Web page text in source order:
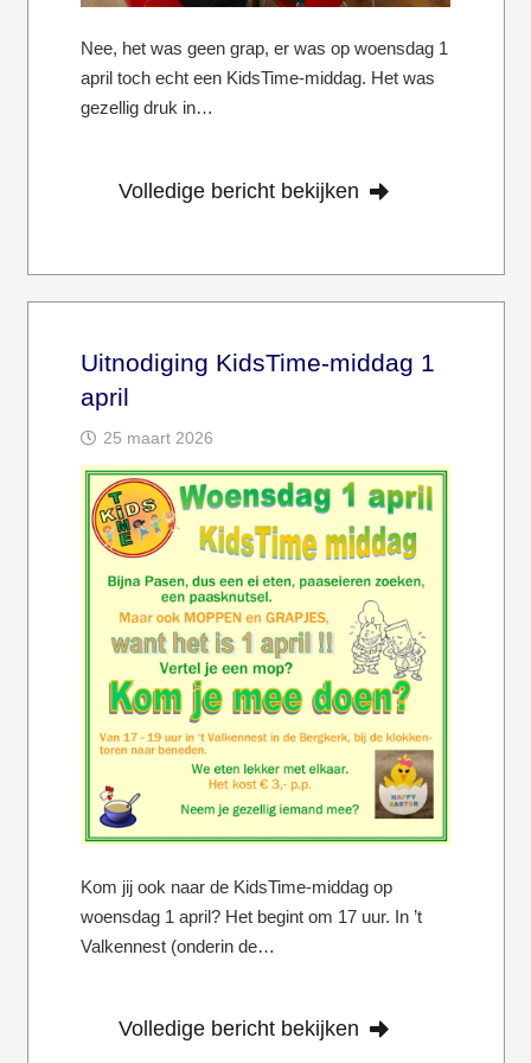
Nee, het was geen grap, er was op woensdag 1
april toch echt een KidsTime-middag. Het was
gezellig druk in…
Volledige bericht bekijken
Uitnodiging KidsTime-middag 1
april
25 maart 2026
Kom jij ook naar de KidsTime-middag op
woensdag 1 april? Het begint om 17 uur. In ’t
Valkennest (onderin de…
Volledige bericht bekijken